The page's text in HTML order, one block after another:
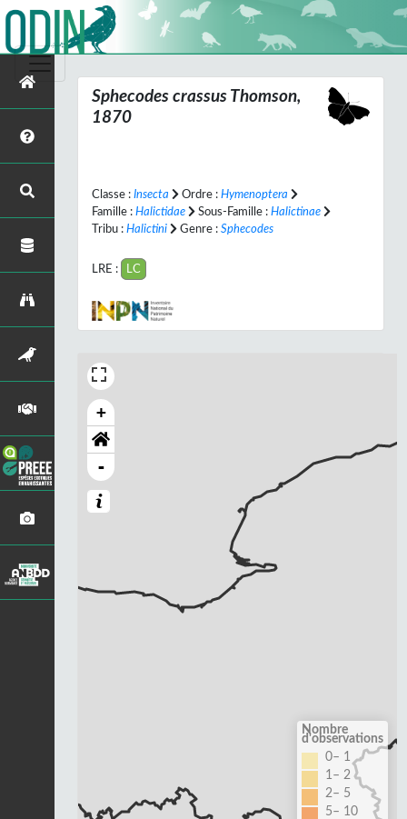
Sphecodes crassus Thomson,
1870
Classe : Insecta Ordre : Hymenoptera
Famille : Halictidae Sous-Famille : Halictinae
Tribu : Halictini Genre : Sphecodes
LRE : LC
+
-
Nombre
d'observations
0– 1
1– 2
2– 5
5– 10